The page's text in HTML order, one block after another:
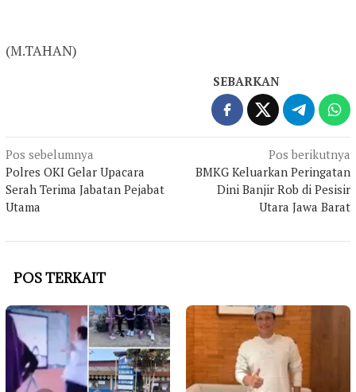
(M.TAHAN)
SEBARKAN
Navigasi
pos
Pos sebelumnya
Polres OKI Gelar Upacara
Serah Terima Jabatan Pejabat
Utama
Pos berikutnya
BMKG Keluarkan Peringatan
Dini Banjir Rob di Pesisir
Utara Jawa Barat
POS TERKAIT